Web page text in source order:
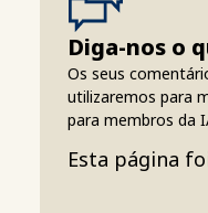
Diga-nos o
Os seus
utilizaremos para
para membros da
Esta página